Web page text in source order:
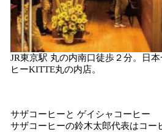
JR東京駅 丸の内南口徒歩２分。日
ヒーKITTE丸の内店。
サザコーヒーと ゲイシャコーヒー
サザコーヒーの鈴木太郎代表はコー